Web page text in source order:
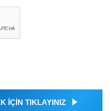
İÇİN TIKLAYINIZ